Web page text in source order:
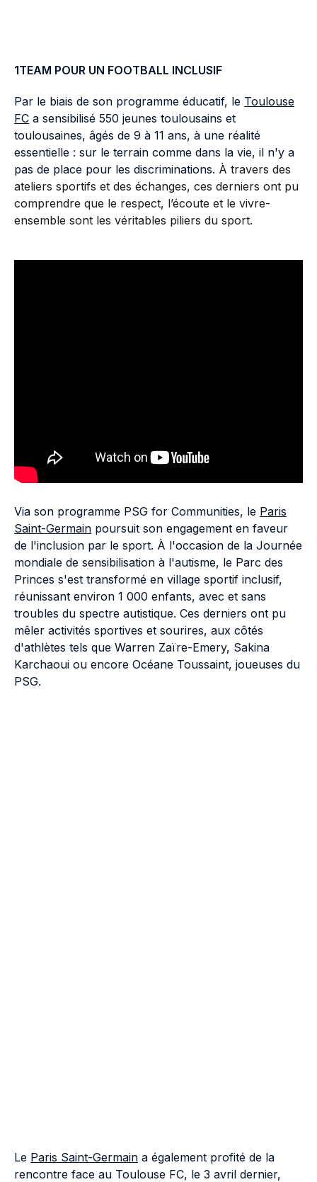
1TEAM POUR UN FOOTBALL INCLUSIF
Par le biais de son programme éducatif, le Toulouse
FC a sensibilisé 550 jeunes toulousains et
toulousaines, âgés de 9 à 11 ans, à une réalité
essentielle : sur le terrain comme dans la vie, il n'y a
pas de place pour les discriminations. À travers des
ateliers sportifs et des échanges, ces derniers ont pu
comprendre que le respect, l’écoute et le vivre-
ensemble sont les véritables piliers du sport.
Via son programme PSG for Communities, le Paris
Saint-Germain poursuit son engagement en faveur
de l'inclusion par le sport. À l'occasion de la Journée
mondiale de sensibilisation à l'autisme, le Parc des
Princes s'est transformé en village sportif inclusif,
réunissant environ 1 000 enfants, avec et sans
troubles du spectre autistique. Ces derniers ont pu
mêler activités sportives et sourires, aux côtés
d'athlètes tels que Warren Zaïre-Emery, Sakina
Karchaoui ou encore Océane Toussaint, joueuses du
PSG.
Le Paris Saint-Germain a également profité de la
rencontre face au Toulouse FC, le 3 avril dernier,